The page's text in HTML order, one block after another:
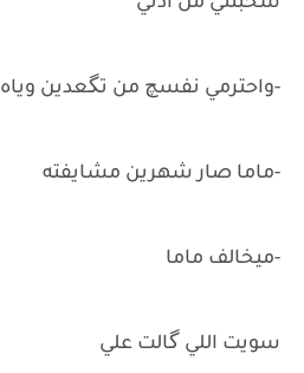
-واحترمي نفسچ من تگعدين وياه
-ماما صار شهرين مشايفته
-ميخالف ماما
سويت اللي گالت علي